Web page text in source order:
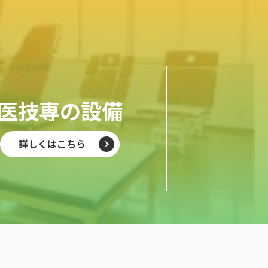
技専の設備
詳しくはこちら